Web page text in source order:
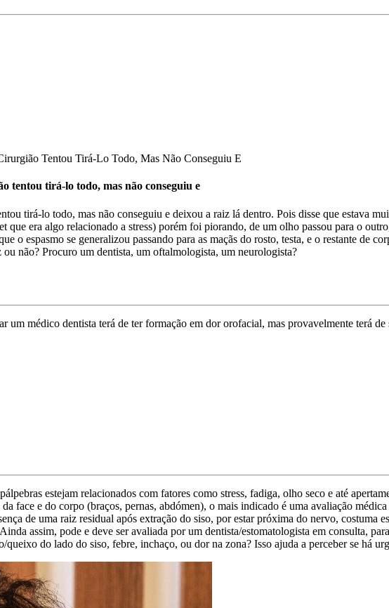
Tentou Tirá-Lo Todo, Mas Não Conseguiu E
tentou tirá-lo todo, mas não conseguiu e
tirá-lo todo, mas não conseguiu e deixou a raiz lá dentro. Pois disse que estava
que era algo relacionado a stress) porém foi piorando, de um olho passou para o
o espasmo se generalizou passando para as maçãs do rosto, testa, e o restante de
não? Procuro um dentista, um oftalmologista, um neurologista?
um médico dentista terá de ter formação em dor orofacial, mas provavelmente terá
estejam relacionados com fatores como stress, fadiga, olho seco e até
face e do corpo (braços, pernas, abdómen), o mais indicado é uma avaliação
de uma raiz residual após extração do siso, por estar próxima do nervo, costuma
assim, pode e deve ser avaliada por um dentista/estomatologista em consulta,
do lado do siso, febre, inchaço, ou dor na zona? Isso ajuda a perceber se há